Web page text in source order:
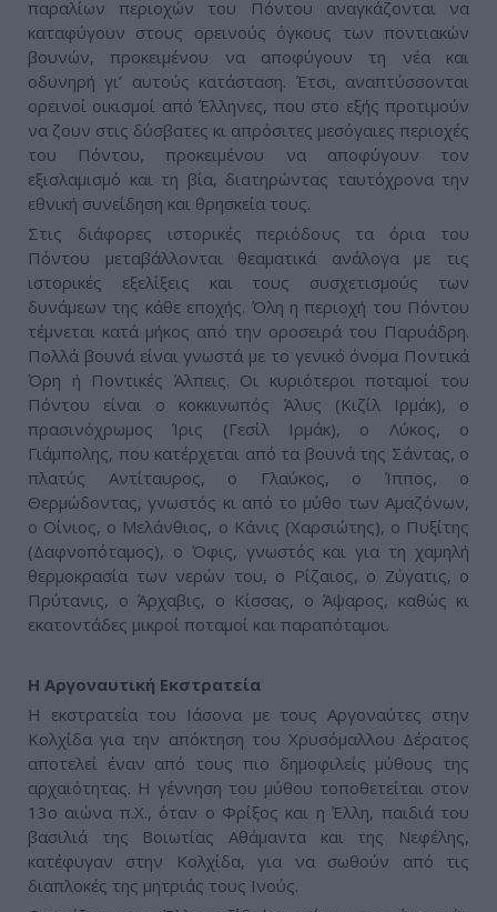
παραλίων περιοχών του Πόντου αναγκάζονται να
καταφύγουν στους ορεινούς όγκους των ποντιακών
βουνών, προκειμένου να αποφύγουν τη νέα και
οδυνηρή γι’ αυτούς κατάσταση. Έτσι, αναπτύσσονται
ορεινοί οικισμοί από Έλληνες, που στο εξής προτιμούν
να ζουν στις δύσβατες κι απρόσιτες μεσόγαιες περιοχές
του Πόντου, προκειμένου να αποφύγουν τον
εξισλαμισμό και τη βία, διατηρώντας ταυτόχρονα την
εθνική συνείδηση και θρησκεία τους.
Στις διάφορες ιστορικές περιόδους τα όρια του
Πόντου μεταβάλλονται θεαματικά ανάλογα με τις
ιστορικές εξελίξεις και τους συσχετισμούς των
δυνάμεων της κάθε εποχής. Όλη η περιοχή του Πόντου
τέμνεται κατά μήκος από την οροσειρά του Παρυάδρη.
Πολλά βουνά είναι γνωστά με το γενικό όνομα Ποντικά
Όρη ή Ποντικές Άλπεις. Οι κυριότεροι ποταμοί του
Πόντου είναι ο κοκκινωπός Άλυς (Κιζίλ Ιρμάκ), ο
πρασινόχρωμος Ίρις (Γεσίλ Ιρμάκ), ο Λύκος, ο
Γιάμπολης, που κατέρχεται από τα βουνά της Σάντας, ο
πλατύς Αντίταυρος, ο Γλαύκος, ο Ίππος, ο
Θερμώδοντας, γνωστός κι από το μύθο των Αμαζόνων,
ο Οίνιος, ο Μελάνθιος, ο Κάνις (Χαρσιώτης), ο Πυξίτης
(Δαφνοπόταμος), ο Όφις, γνωστός και για τη χαμηλή
θερμοκρασία των νερών του, ο Ρίζαιος, ο Ζύγατις, ο
Πρύτανις, ο Άρχαβις, ο Κίσσας, ο Άψαρος, καθώς κι
εκατοντάδες μικροί ποταμοί και παραπόταμοι.
Η Αργοναυτική Εκστρατεία
Η εκστρατεία του Ιάσονα με τους Αργοναύτες στην
Κολχίδα για την απόκτηση του Χρυσόμαλλου Δέρατος
αποτελεί έναν από τους πιο δημοφιλείς μύθους της
αρχαιότητας. Η γέννηση του μύθου τοποθετείται στον
13ο αιώνα π.Χ., όταν ο Φρίξος και η Έλλη, παιδιά του
βασιλιά της Βοιωτίας Αθάμαντα και της Νεφέλης,
κατέφυγαν στην Κολχίδα, για να σωθούν από τις
διαπλοκές της μητριάς τους Ινούς.